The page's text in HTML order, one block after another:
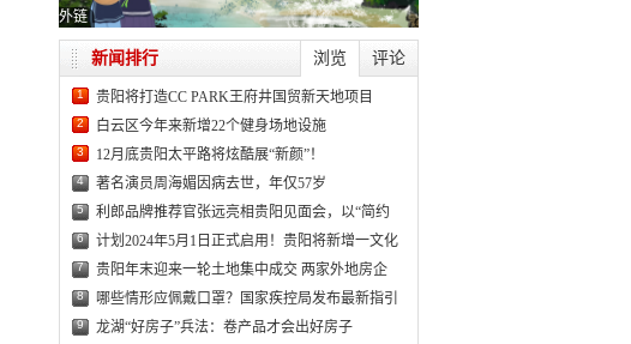
外链
浏览 评论
新闻排行
1 贵阳将打造CC PARK王府井国贸新天地项目
2 白云区今年来新增22个健身场地设施
3 12月底贵阳太平路将炫酷展“新颜”！
4 著名演员周海媚因病去世，年仅57岁
5 利郎品牌推荐官张远亮相贵阳见面会，以“简约
6 计划2024年5月1日正式启用！贵阳将新增一文化
7 贵阳年末迎来一轮土地集中成交 两家外地房企
8 哪些情形应佩戴口罩？国家疾控局发布最新指引
9 龙湖“好房子”兵法：卷产品才会出好房子